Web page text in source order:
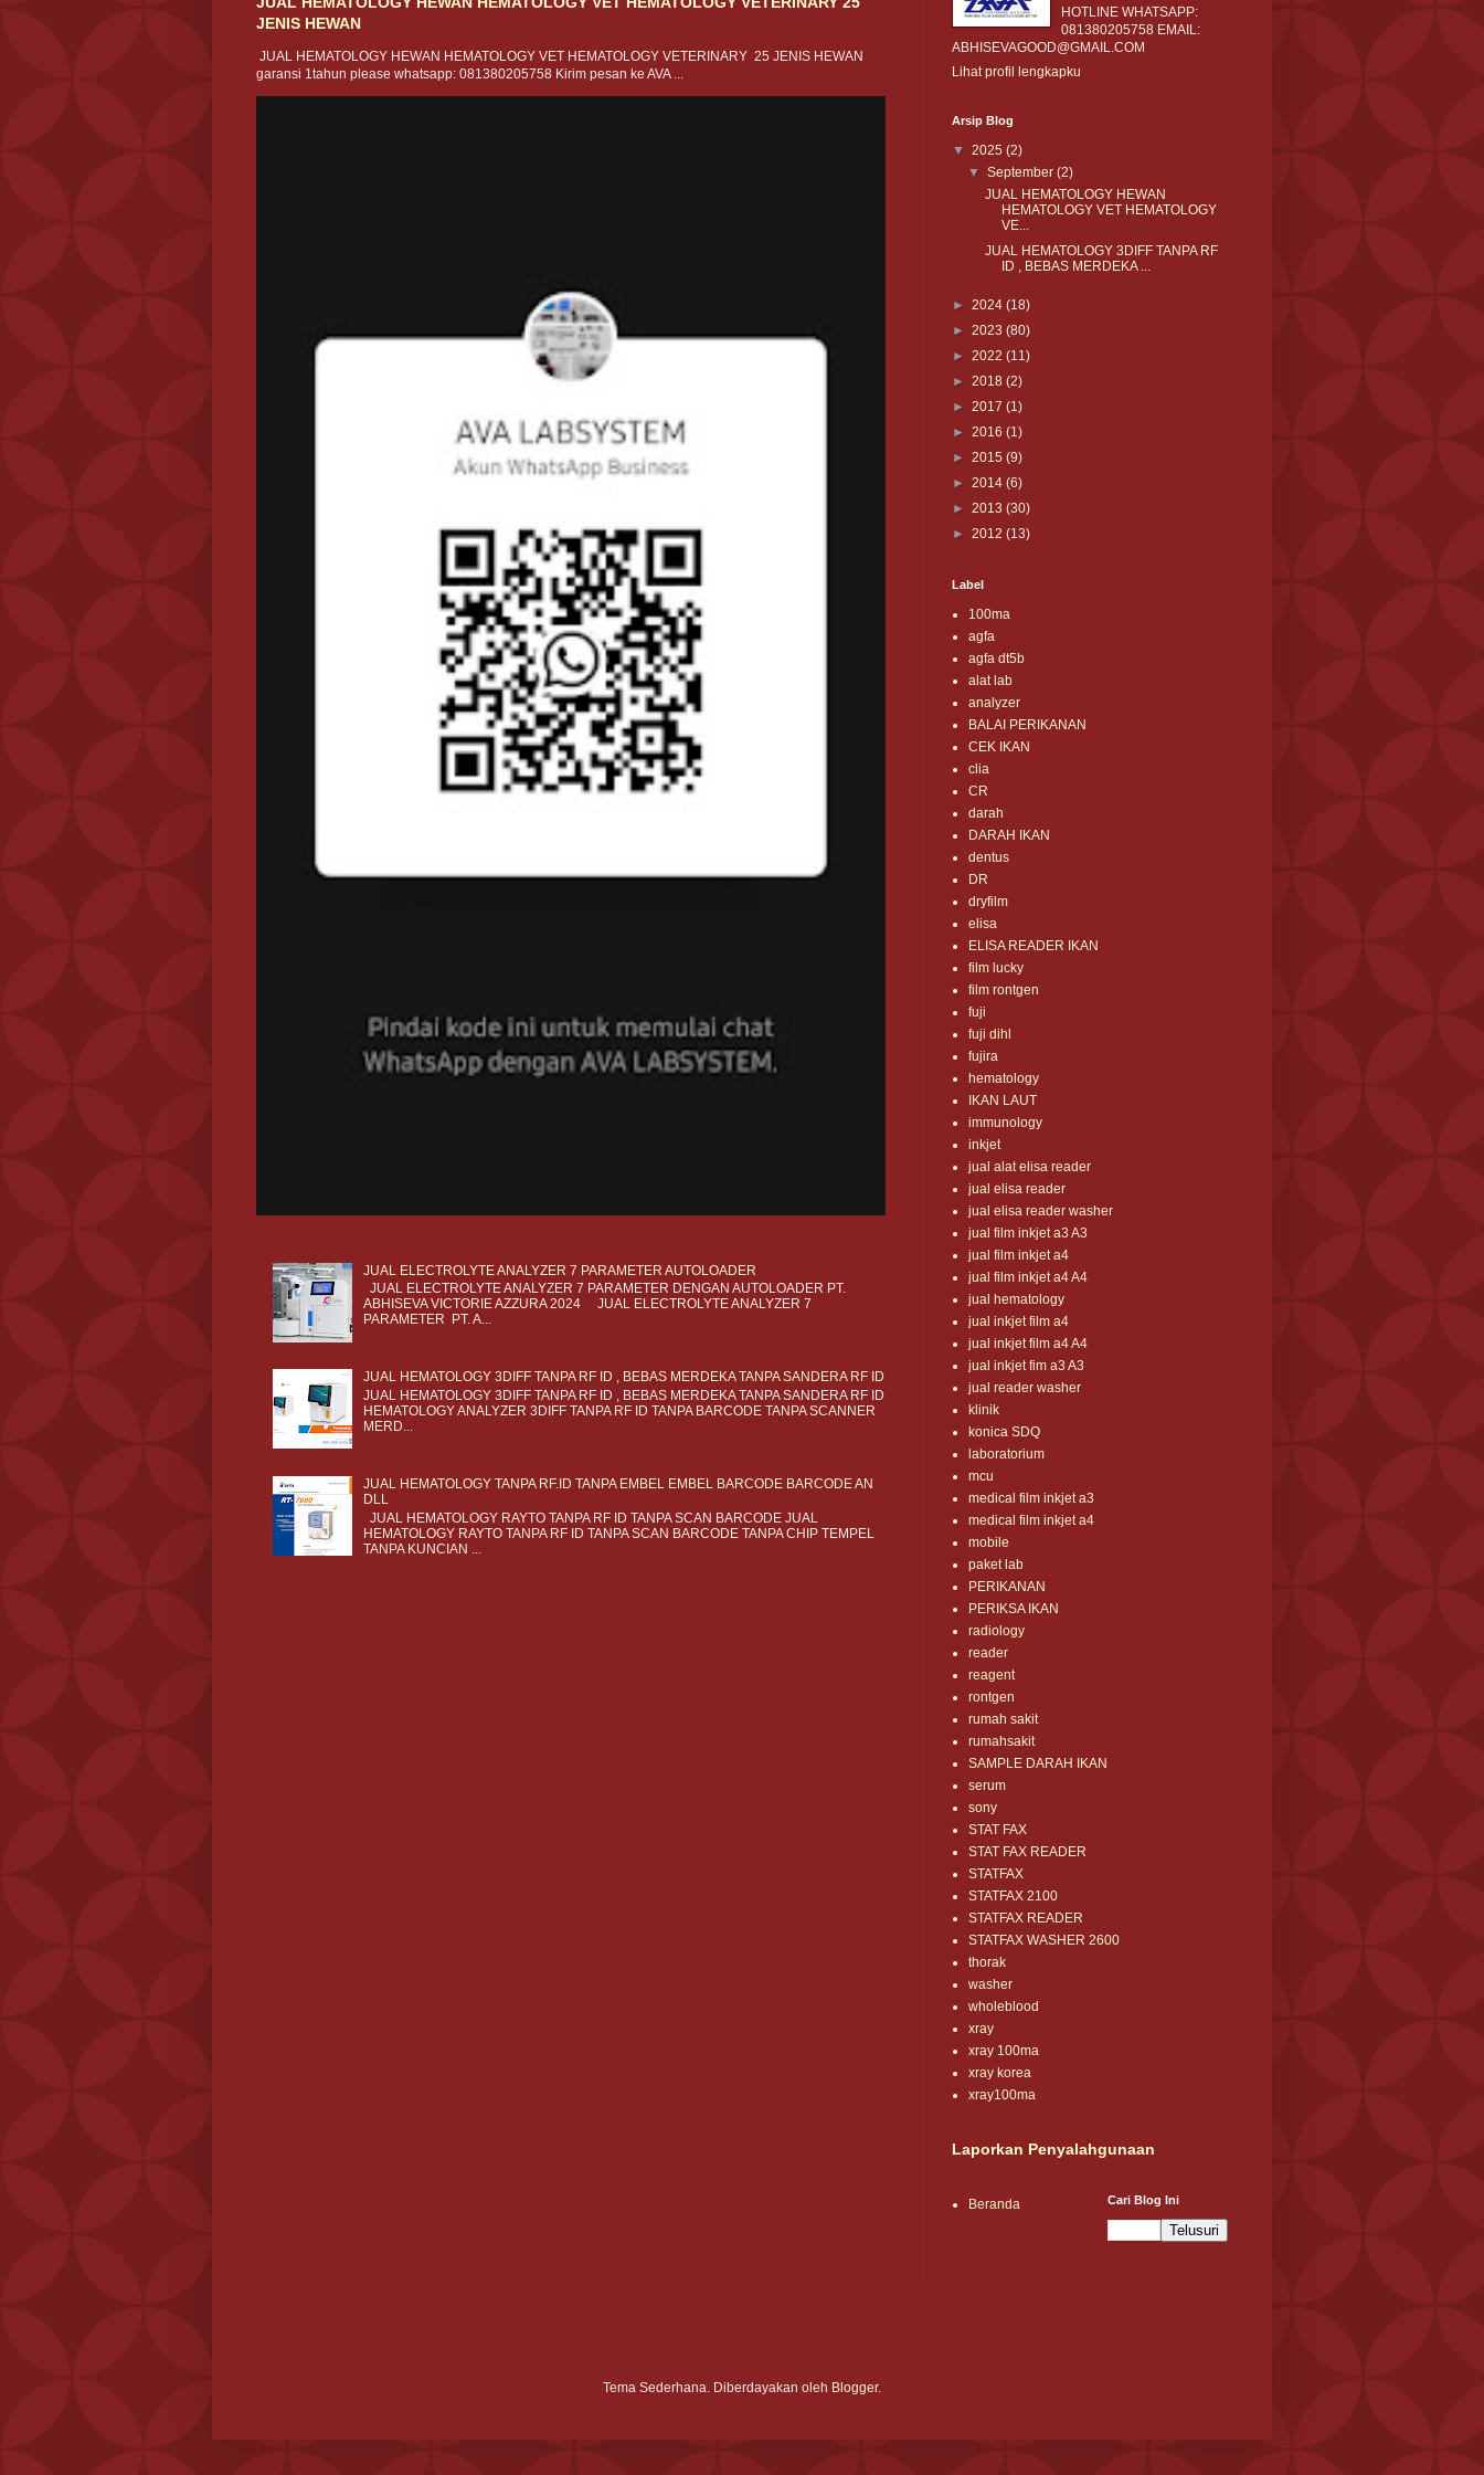
JENIS HEWAN
JUAL HEMATOLOGY HEWAN HEMATOLOGY VET HEMATOLOGY VETERINARY 25 JENIS HEWAN
garansi 1tahun please whatsapp: 081380205758 Kirim pesan ke AVA ...
JUAL ELECTROLYTE ANALYZER 7 PARAMETER AUTOLOADER
JUAL ELECTROLYTE ANALYZER 7 PARAMETER DENGAN AUTOLOADER PT.
ABHISEVA VICTORIE AZZURA 2024 JUAL ELECTROLYTE ANALYZER 7
PARAMETER PT. A...
JUAL HEMATOLOGY 3DIFF TANPA RF ID , BEBAS MERDEKA TANPA SANDERA RF ID
JUAL HEMATOLOGY 3DIFF TANPA RF ID , BEBAS MERDEKA TANPA SANDERA RF ID
HEMATOLOGY ANALYZER 3DIFF TANPA RF ID TANPA BARCODE TANPA SCANNER
MERD...
JUAL HEMATOLOGY TANPA RF.ID TANPA EMBEL EMBEL BARCODE BARCODE AN
DLL
JUAL HEMATOLOGY RAYTO TANPA RF ID TANPA SCAN BARCODE JUAL
HEMATOLOGY RAYTO TANPA RF ID TANPA SCAN BARCODE TANPA CHIP TEMPEL
TANPA KUNCIAN ...
HOTLINE WHATSAPP:
081380205758 EMAIL:
ABHISEVAGOOD@GMAIL.COM
Lihat profil lengkapku
Arsip Blog
▼ 2025 (2)
▼September(2)
JUAL HEMATOLOGY HEWAN
HEMATOLOGY VET HEMATOLOGY
VE...
JUAL HEMATOLOGY 3DIFF TANPA RF
ID , BEBAS MERDEKA ...
► 2024 (18)
► 2023 (80)
► 2022 (11)
► 2018 (2)
► 2017 (1)
► 2016 (1)
► 2015 (9)
► 2014 (6)
► 2013 (30)
► 2012 (13)
Label
100ma
agfa
agfa dt5b
alat lab
analyzer
BALAI PERIKANAN
CEK IKAN
clia
CR
darah
DARAH IKAN
dentus
DR
dryfilm
elisa
ELISA READER IKAN
film lucky
film rontgen
fuji
fuji dihl
fujira
hematology
IKAN LAUT
immunology
inkjet
jual alat elisa reader
jual elisa reader
jual elisa reader washer
jual film inkjet a3 A3
jual film inkjet a4
jual film inkjet a4 A4
jual hematology
jual inkjet film a4
jual inkjet film a4 A4
jual inkjet fim a3 A3
jual reader washer
klinik
konica SDQ
laboratorium
mcu
medical film inkjet a3
medical film inkjet a4
mobile
paket lab
PERIKANAN
PERIKSA IKAN
radiology
reader
reagent
rontgen
rumah sakit
rumahsakit
SAMPLE DARAH IKAN
serum
sony
STAT FAX
STAT FAX READER
STATFAX
STATFAX 2100
STATFAX READER
STATFAX WASHER 2600
thorak
washer
wholeblood
xray
xray 100ma
xray korea
xray100ma
Laporkan Penyalahgunaan
Beranda Cari Blog Ini
Tema Sederhana. Diberdayakan oleh Blogger.